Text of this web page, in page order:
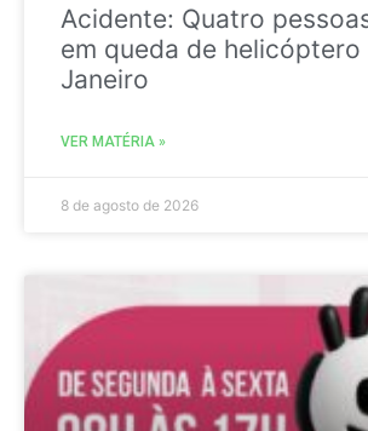
Acidente: Quatro
em queda de helicóptero
Janeiro
VER MATÉRIA »
8 de agosto de 2026